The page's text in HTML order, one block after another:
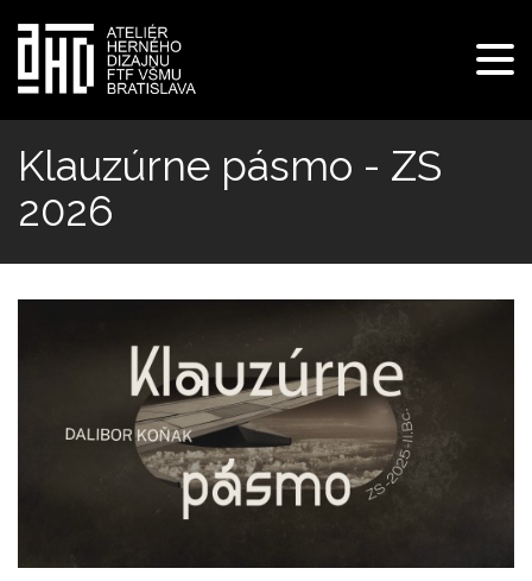
Skočiť
hlavný
obsah
Klauzúrne pásmo - ZS
2026